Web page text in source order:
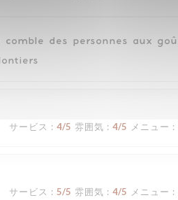
des personnes aux
サービス : 4/5 雰囲気 : 4/5 メニュー :
サービス : 5/5 雰囲気 : 4/5 メニュー :